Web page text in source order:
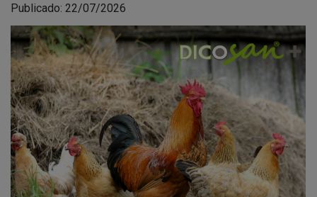
Publicado: 22/07/2026